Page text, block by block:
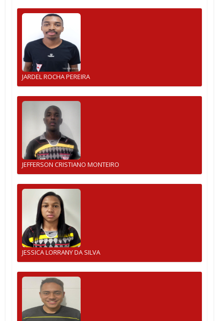
JARDEL ROCHA PEREIRA
JEFFERSON CRISTIANO MONTEIRO
JESSICA LORRANY DA SILVA